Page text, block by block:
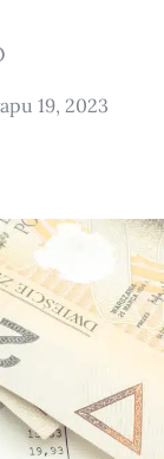
19, 2023